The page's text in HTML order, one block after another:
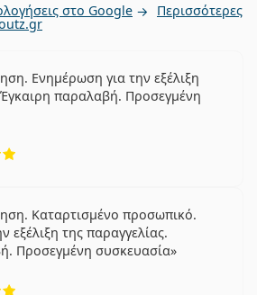
στο Google Περισσότερες
Ενημέρωση για την εξέλιξη
παραλαβή. Προσεγμένη
Καταρτισμένο προσωπικό.
εξέλιξη της παραγγελίας.
Προσεγμένη συσκευασία